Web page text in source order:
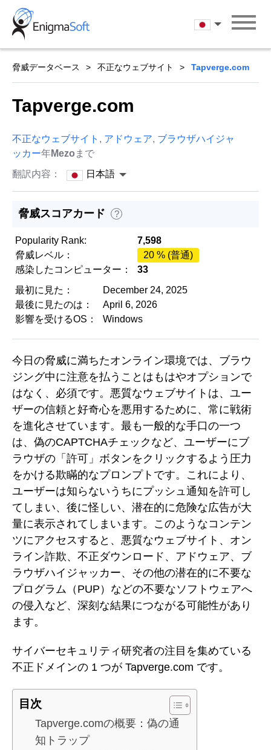
Skip
content
日本語
脅威データベース 不正なウェブサイト Tapverge.com
Tapverge.com
不正なウェブサイト , アドウェア, ブラウザハイジャ
ッカー年Mezo まで
翻訳内容：
日本語
脅威スコアカード ?
Popularity Rank:
7,598
脅威レベル：
20 % (普通)
感染したコンピューター：
33
最初に見た：
December 24, 2025
最後に見たのは：
April 6, 2026
影響を受けるOS：
Windows
今日の脅威に満ちたオンライン環境では、ブラウ
ジング中に注意を払うことはもはやオプションで
はなく、必須です。悪質なウェブサイトは、ユー
ザーの信頼と好奇心を悪用するために、常に戦術
を進化させています。最も一般的な手口の一つ
は、偽のCAPTCHAチェックなど、ユーザーにブ
ラウザの「許可」ボタンをクリックするよう圧力
をかける欺瞞的なプロンプトです。これにより、
ユーザーは知らないうちにプッシュ通知を許可し
てしまい、後に怪しい、潜在的に危険な広告が大
量に表示されてしまいます。このようなコンテン
ツにアクセスすると、悪質なウェブサイト、オン
ライン詐欺、不正ダウンロード、アドウェア、ブ
ラウザハイジャッカー、その他の潜在的に不要な
プログラム（PUP）などの不要なソフトウェアへ
の侵入など、深刻な結果につながる可能性があり
ます。
サイバーセキュリティ研究者の注目を集めている
不正ドメインの 1 つが Tapverge.com です。
目次
Tapverge.comの概要：偽の通
知トラップ